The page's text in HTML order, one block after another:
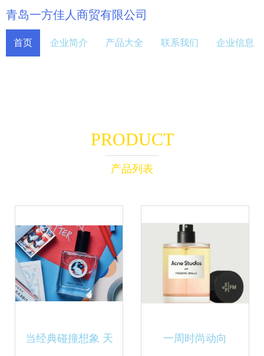
青岛一方佳人商贸有限公司
首页 企业简介 产品大全 联系我们 企业信息
PRODUCT
产品列表
当经典碰撞想象 天 一周时尚动向